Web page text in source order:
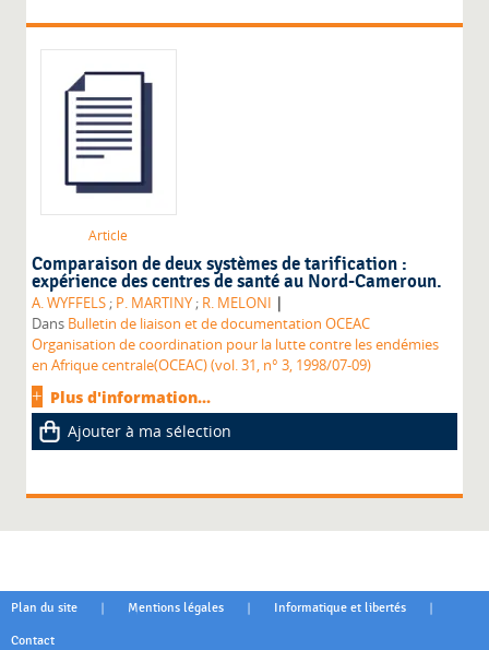
Article
Comparaison de deux systèmes de tarification :
expérience des centres de santé au Nord-Cameroun.
A. WYFFELS ; P. MARTINY ; R. MELONI |
Dans Bulletin de liaison et de documentation OCEAC
Organisation de coordination pour la lutte contre les endémies
en Afrique centrale(OCEAC) (vol. 31, n° 3, 1998/07-09)
Plus d'information...
Ajouter à ma sélection
Plan du site | Mentions légales | Informatique et libertés |
Contact